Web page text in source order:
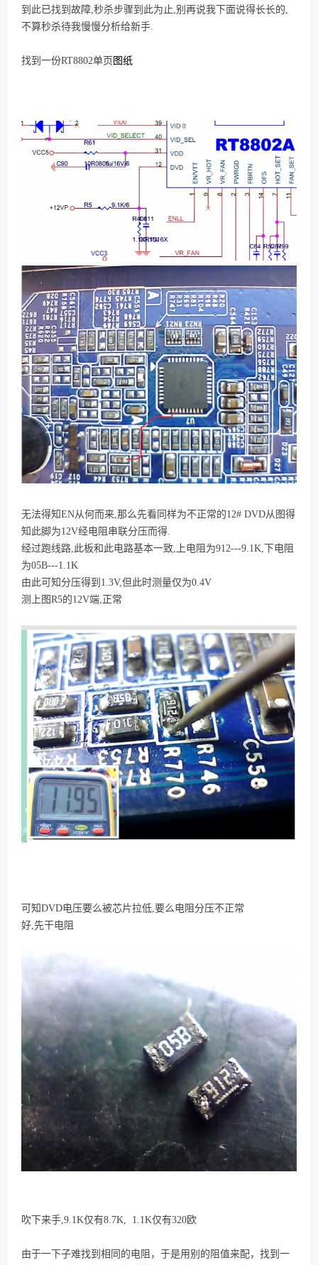
到此已找到故障,秒杀步骤到此为止,别再说我下面说得长长的,
不算秒杀待我慢慢分析给新手.
找到一份RT8802单页 图纸
无法得知EN从何而来,那么先看同样为不正常的12# DVD从图得
知此脚为12V经电阻串联分压而得.
经过跑线路,此板和此电路基本一致,上电阻为912---9.1K,下电阻
为05B---1.1K
由此可知分压得到1.3V,但此时测量仅为0.4V
测上图R5的12V端,正常
可知DVD电压要么被芯片拉低,要么电阻分压不正常
好,先干电阻
吹下来手,9.1K仅有8.7K, 1.1K仅有320欧
由于一下子难找到相同的电阻， 于是用别的阻值来配， 找到一